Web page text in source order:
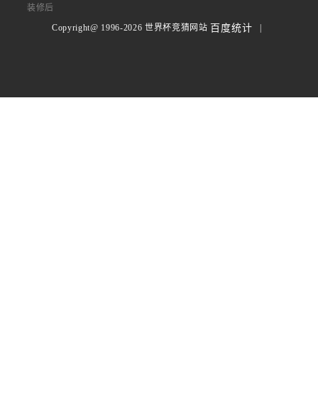
装修后
Copyright@ 1996-2026 世界杯竞猜网站 百度统计